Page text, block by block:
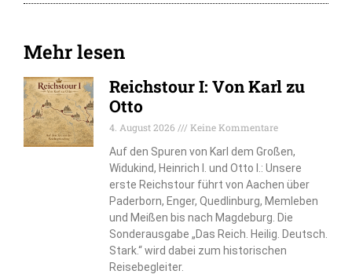
Mehr lesen
Reichstour I: Von Karl zu
Otto
4. August 2026
Keine Kommentare
Auf den Spuren von Karl dem Großen,
Widukind, Heinrich I. und Otto I.: Unsere
erste Reichstour führt von Aachen über
Paderborn, Enger, Quedlinburg, Memleben
und Meißen bis nach Magdeburg. Die
Sonderausgabe „Das Reich. Heilig. Deutsch.
Stark.“ wird dabei zum historischen
Reisebegleiter.